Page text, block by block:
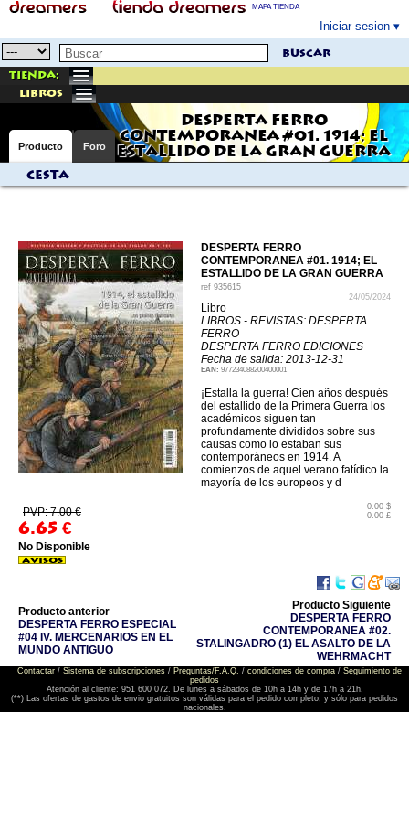
MAPA TIENDA
Iniciar sesion
buscar
Tienda:
libros
DESPERTA FERRO
CONTEMPORANEA #01. 1914; EL
ESTALLIDO DE LA GRAN GUERRA
Producto Foro
Cesta
DESPERTA FERRO
CONTEMPORANEA #01. 1914; EL
ESTALLIDO DE LA GRAN GUERRA
ref 935615
24/05/2024
Libro
LIBROS - REVISTAS: DESPERTA
FERRO
DESPERTA FERRO EDICIONES
Fecha de salida: 2013-12-31
EAN: 977234088200400001
¡Estalla la guerra! Cien años después
del estallido de la Primera Guerra los
académicos siguen tan
profundamente divididos sobre sus
causas como lo estaban sus
contemporáneos en 1914. A
comienzos de aquel verano fatídico la
mayoría de los europeos y d
PVP: 7.00 €
6.65 €
0.00 $
0.00 £
No Disponible
Producto anterior
DESPERTA FERRO ESPECIAL
#04 IV. MERCENARIOS EN EL
MUNDO ANTIGUO
Producto Siguiente
DESPERTA FERRO
CONTEMPORANEA #02.
STALINGADRO (1) EL ASALTO DE LA
WEHRMACHT
Contactar/ Sistema de subscripciones/ Preguntas/F.A.Q. / condiciones de compra/ Seguimiento de
pedidos
Atención al cliente: 951 600 072. De lunes a sábados de 10h a 14h y de 17h a 21h.
(**) Las ofertas de gastos de envio gratuitos son válidas para el pedido completo, y sólo para pedidos
nacionales.